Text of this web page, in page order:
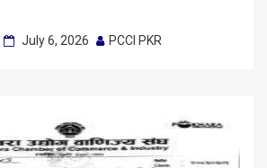
July 6, 2026 PCCI PKR